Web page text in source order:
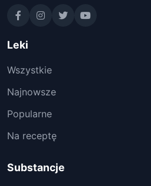
Leki
Wszystkie
Najnowsze
Popularne
Na receptę
Substancje